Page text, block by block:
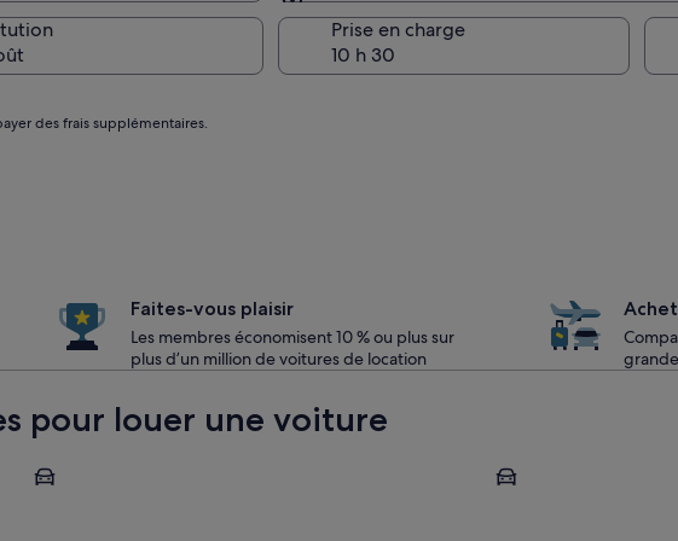
Restitution identique à la prise en
Prise en charge
des frais supplémentaires.
Faites-vous plaisir
Les membres économisent 10 % ou plus sur
plus d’un million de voitures de location
pour louer une voiture
Amantea Praia a Mare